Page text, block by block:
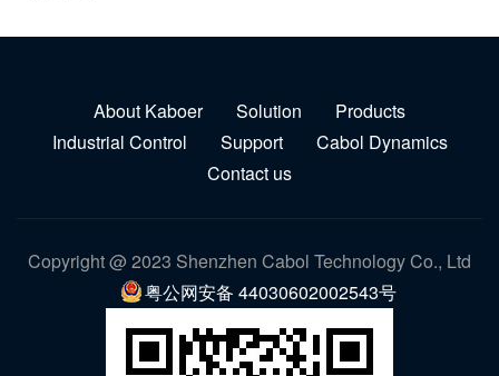
About Kaboer Solution
Products
Industrial Control
Support
Cabol Dynamics
Contact us
Copyright @ 2023 Shenzhen Cabol Technology Co., Ltd
粤公网安备 44030602002543号